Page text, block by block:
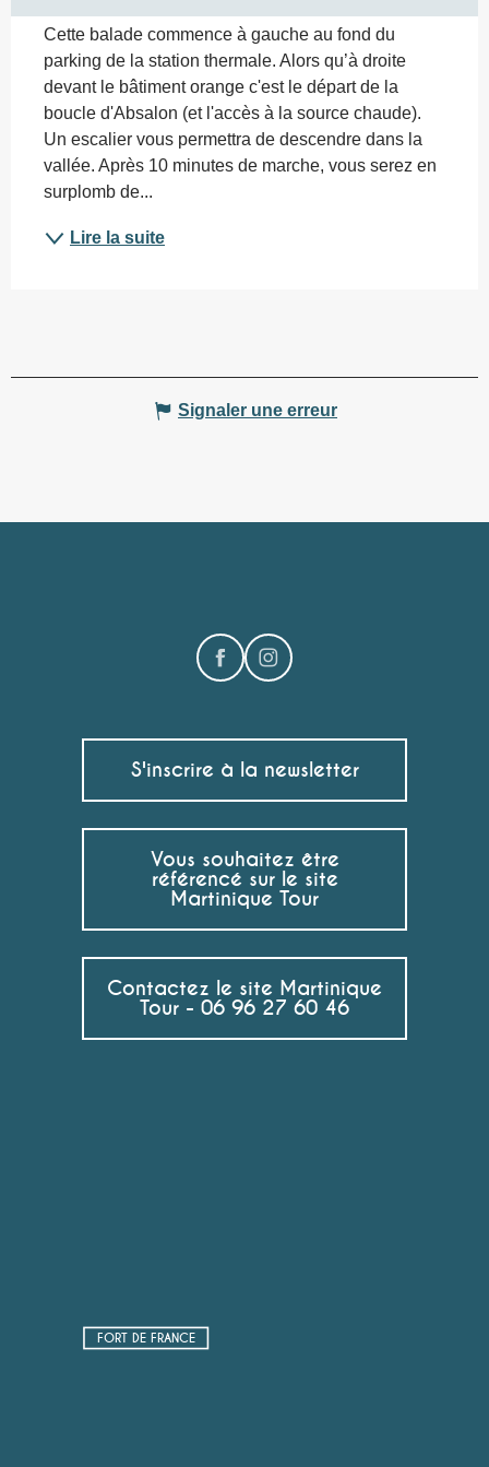
Cette balade commence à gauche au fond du
parking de la station thermale. Alors qu’à droite
devant le bâtiment orange c'est le départ de la
boucle d'Absalon (et l'accès à la source chaude).
Un escalier vous permettra de descendre dans la
vallée. Après 10 minutes de marche, vous serez en
surplomb de...
Lire la suite
Signaler une erreur
S'inscrire à la newsletter
Vous souhaitez être
référencé sur le site
Martinique Tour
Contactez le site Martinique
Tour - 06 96 27 60 46
FORT DE FRANCE